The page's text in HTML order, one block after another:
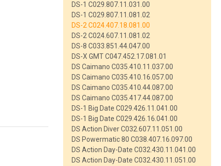
DS-1 C029.807.11.031.00
DS-1 C029.807.11.081.02
DS-2 C024.407.18.081.00
DS-2 C024.607.11.081.02
DS-8 C033.851.44.047.00
DS-X GMT C047.452.17.081.01
DS Caimano C035.410.11.037.00
DS Caimano C035.410.16.057.00
DS Caimano C035.410.44.087.00
DS Caimano C035.417.44.087.00
DS-1 Big Date C029.426.11.041.00
DS-1 Big Date C029.426.16.041.00
DS Action Diver C032.607.11.051.00
DS Powermatic 80 C038.407.16.097.00
DS Action Day-Date C032.430.11.041.00
DS Action Day-Date C032.430.11.051.00